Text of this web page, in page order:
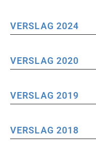
VERSLAG 2024
VERSLAG 2020
VERSLAG 2019
VERSLAG 2018